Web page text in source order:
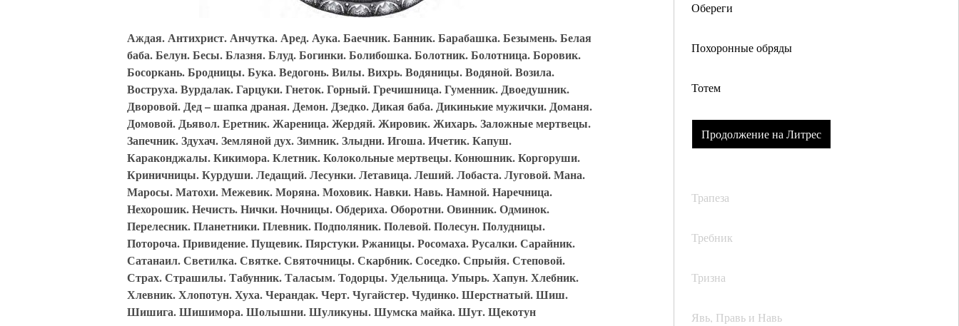
Обереги
Похоронные обряды
Тотем
Продолжение на Литрес
Трапеза
Требник
Тризна
Явь, Правь и Навь
Аждая. Антихрист. Анчутка. Аред. Аука. Баечник. Банник. Барабашка. Безымень. Белая
баба. Белун. Бесы. Блазня. Блуд. Богинки. Болибошка. Болотник. Болотница. Боровик.
Босоркань. Бродницы. Бука. Ведогонь. Вилы. Вихрь. Водяницы. Водяной. Возила.
Воструха. Вурдалак. Гарцуки. Гнеток. Горный. Гречишница. Гуменник. Двоедушник.
Дворовой. Дед – шапка драная. Демон. Дзедко. Дикая баба. Дикинькие мужички. Доманя.
Домовой. Дьявол. Еретник. Жареница. Жердяй. Жировик. Жихарь. Заложные мертвецы.
Запечник. Здухач. Земляной дух. Зимник. Злыдни. Игоша. Ичетик. Капуш.
Караконджалы. Кикимора. Клетник. Колокольные мертвецы. Конюшник. Коргоруши.
Криничницы. Курдуши. Ледащий. Лесунки. Летавица. Леший. Лобаста. Луговой. Мана.
Маросы. Матохи. Межевик. Моряна. Моховик. Навки. Навь. Намной. Наречница.
Нехорошик. Нечисть. Нички. Ночницы. Обдериха. Оборотни. Овинник. Одминок.
Перелесник. Планетники. Плевник. Подполяник. Полевой. Полесун. Полудницы.
Потороча. Привидение. Пущевик. Пярстуки. Ржаницы. Росомаха. Русалки. Сарайник.
Сатанаил. Светилка. Святке. Святочницы. Скарбник. Соседко. Спрыйя. Степовой.
Страх. Страшилы. Табунник. Таласым. Тодорцы. Удельница. Упырь. Хапун. Хлебник.
Хлевник. Хлопотун. Хуха. Черандак. Черт. Чугайстер. Чудинко. Шерстнатый. Шиш.
Шишига. Шишимора. Шолышни. Шуликуны. Шумска майка. Шут. Щекотун